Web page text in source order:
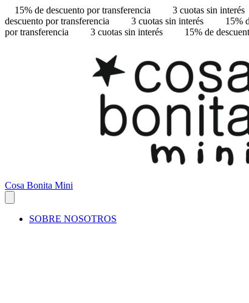
15% de descuento por transferencia 3 cuotas sin interés
descuento por transferencia
3 cuotas sin interés 15%
por transferencia
3 cuotas sin interés 15% de
Cosa Bonita Mini
SOBRE NOSOTROS